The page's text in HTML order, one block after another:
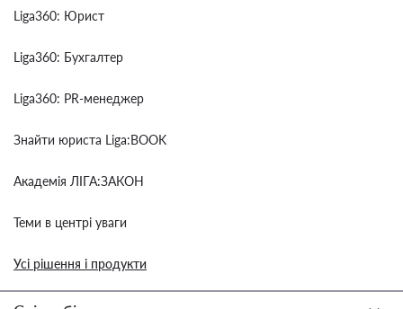
Liga360: Юрист
Liga360: Бухгалтер
Liga360: PR-менеджер
Знайти юриста Liga:BOOK
Академія ЛІГА:ЗАКОН
Теми в центрі уваги
Усі рішення і продукти